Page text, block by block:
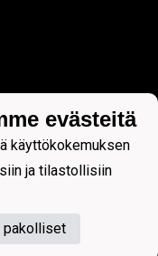
evästeitä
käyttökokemuksen
ja tilastollisiin
pakolliset